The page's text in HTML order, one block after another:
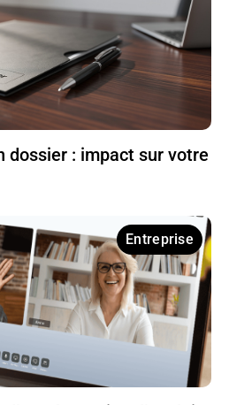
dossier : impact sur votre
Entreprise